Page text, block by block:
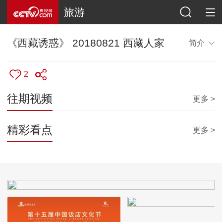
旅游
《西藏诱惑》 20180821 西藏人家 简介
2
往期视频 更多 >
精彩看点 更多 >